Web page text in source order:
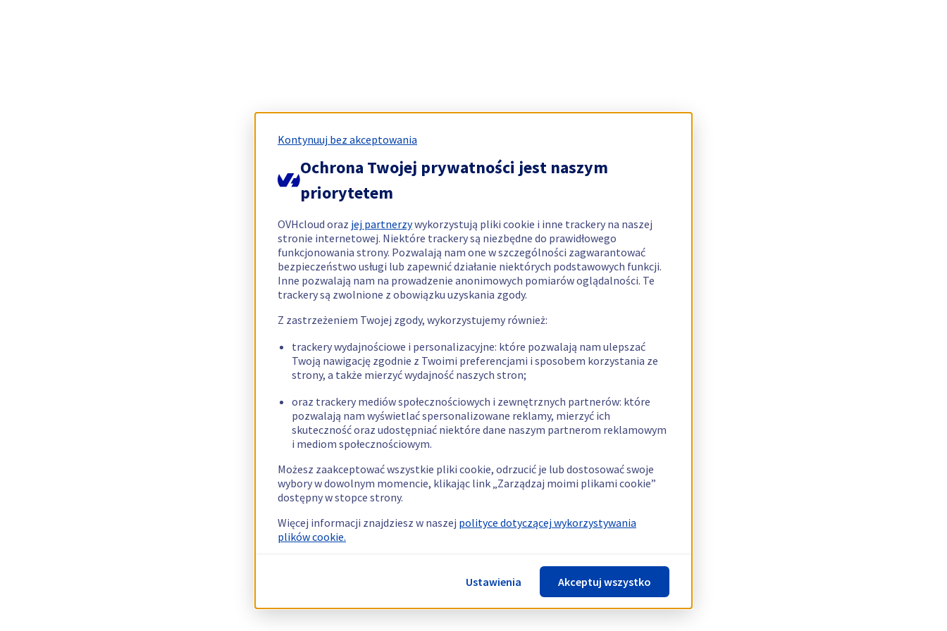
Kontynuuj bez akceptowania
Ochrona Twojej prywatności jest naszym
priorytetem
OVHcloud oraz jej partnerzywykorzystują pliki cookie i inne trackery na naszej
stronie internetowej. Niektóre trackery są niezbędne do prawidłowego
funkcjonowania strony. Pozwalają nam one w szczególności zagwarantować
bezpieczeństwo usługi lub zapewnić działanie niektórych podstawowych funkcji.
Inne pozwalają nam na prowadzenie anonimowych pomiarów oglądalności. Te
trackery są zwolnione z obowiązku uzyskania zgody.
Z zastrzeżeniem Twojej zgody, wykorzystujemy również:
trackery wydajnościowe i personalizacyjne: które pozwalają nam ulepszać
Twoją nawigację zgodnie z Twoimi preferencjami i sposobem korzystania ze
strony, a także mierzyć wydajność naszych stron;
oraz trackery mediów społecznościowych i zewnętrznych partnerów: które
pozwalają nam wyświetlać spersonalizowane reklamy, mierzyć ich
skuteczność oraz udostępniać niektóre dane naszym partnerom reklamowym
i mediom społecznościowym.
Możesz zaakceptować wszystkie pliki cookie, odrzucić je lub dostosować swoje
wybory w dowolnym momencie, klikając link „Zarządzaj moimi plikami cookie”
dostępny w stopce strony.
Więcej informacji znajdziesz w naszej polityce dotyczącej wykorzystywania
plików cookie.
Ustawienia Akceptuj wszystko